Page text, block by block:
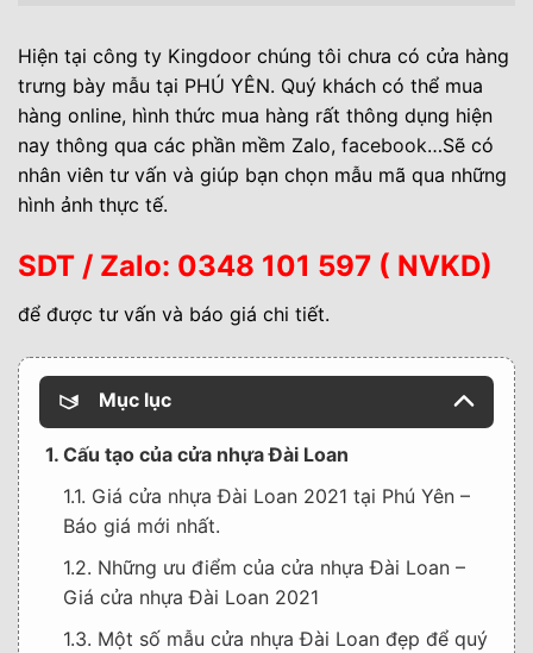
Hiện tại công ty Kingdoor chúng tôi chưa có cửa hàng
trưng bày mẫu tại PHÚ YÊN. Quý khách có thể mua
hàng online, hình thức mua hàng rất thông dụng hiện
nay thông qua các phần mềm Zalo, facebook…Sẽ có
nhân viên tư vấn và giúp bạn chọn mẫu mã qua những
hình ảnh thực tế.
SDT / Zalo: 0348 101 597 ( NVKD)
để được tư vấn và báo giá chi tiết.
Mục lục
1. Cấu tạo của cửa nhựa Đài Loan
1.1. Giá cửa nhựa Đài Loan 2021 tại Phú Yên –
Báo giá mới nhất.
1.2. Những ưu điểm của cửa nhựa Đài Loan –
Giá cửa nhựa Đài Loan 2021
1.3. Một số mẫu cửa nhựa Đài Loan đẹp để quý